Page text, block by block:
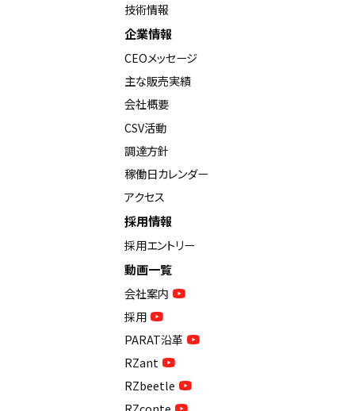
技術情報
企業情報
CEOメッセージ
主な販売実績
会社概要
CSV活動
調達方針
稼働日カレンダー
アクセス
採用情報
採用エントリー
動画一覧
会社案内
採用
PARAT沿革
RZant
RZbeetle